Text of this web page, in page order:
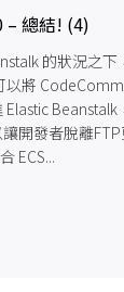
– 總結! (4)
的狀況之下
將
Beanstalk
開發者脫離
ECS...